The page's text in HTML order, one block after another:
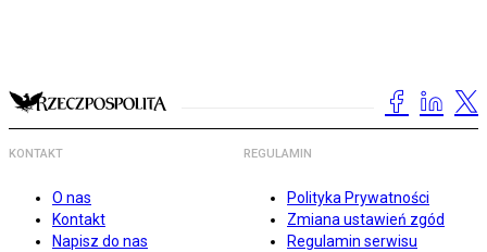
KONTAKT
O nas
Kontakt
Napisz do nas
REGULAMIN
Polityka Prywatności
Zmiana ustawień zgód
Regulamin serwisu